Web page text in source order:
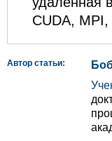
CUDA,
Автор статьи: